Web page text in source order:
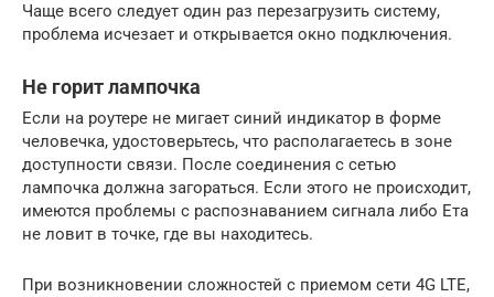
Чаще всего следует один раз перезагрузить систему,
проблема исчезает и открывается окно подключения.
Не горит лампочка
Если на роутере не мигает синий индикатор в форме
человечка, удостоверьтесь, что располагаетесь в зоне
доступности связи. После соединения с сетью
лампочка должна загораться. Если этого не происходит,
имеются проблемы с распознаванием сигнала либо Ета
не ловит в точке, где вы находитесь.
При возникновении сложностей с приемом сети 4G LTE,